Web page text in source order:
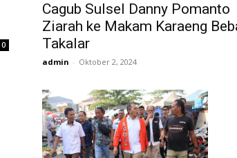
0
Cagub Sulsel Danny Pomanto
Ziarah ke Makam Karaeng
Takalar
admin - Oktober 2, 2024